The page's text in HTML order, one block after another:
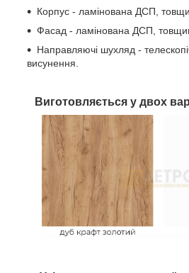
Корпус - ламінована ДСП,
Фасад - ламінована ДСП,
Направляючі шухляд -
висунення.
Виготовляється у двох